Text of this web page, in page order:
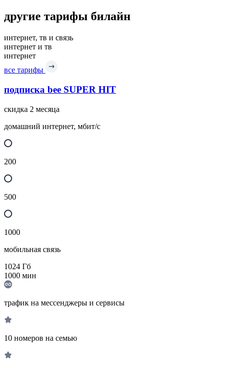
другие тарифы билайн
интернет, тв и связь
интернет и тв
интернет
все тарифы
подписка bee SUPER HIT
скидка 2 месяца
домашний интернет, мбит/с
200
500
1000
мобильная связь
1024 Гб
1000 мин
трафик на мессенджеры и сервисы
10 номеров на семью